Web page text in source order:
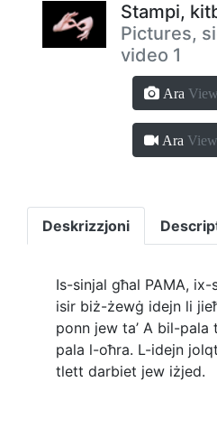
Stampi,
Pictures,
video 1
Ara View
Ara View
Deskrizzjoni
Is-sinjal għal PAMA,
isir biż-żewġ idejn li
ponn jew ta’ A bil-pala
pala l-oħra. L-idejn
tlett darbiet jew iżjed.